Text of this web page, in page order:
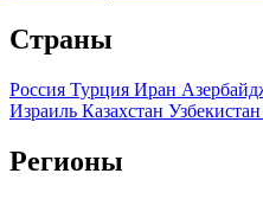
Страны
Россия Турция Иран
Израиль Казахстан Узбекистан
Регионы